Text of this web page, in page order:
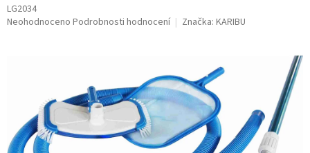
LG2034
Průměrné
hvězdiček.
Neohodnoceno Podrobnosti hodnocení Značka: KARIBU